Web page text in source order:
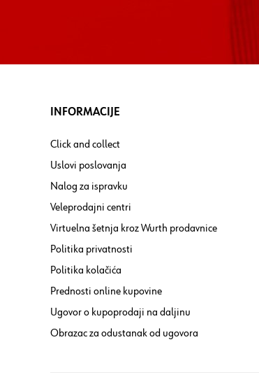
INFORMACIJE
Click and collect
Uslovi poslovanja
Nalog za ispravku
Veleprodajni centri
Virtuelna šetnja kroz Wurth prodavnice
Politika privatnosti
Politika kolačića
Prednosti online kupovine
Ugovor o kupoprodaji na daljinu
Obrazac za odustanak od ugovora